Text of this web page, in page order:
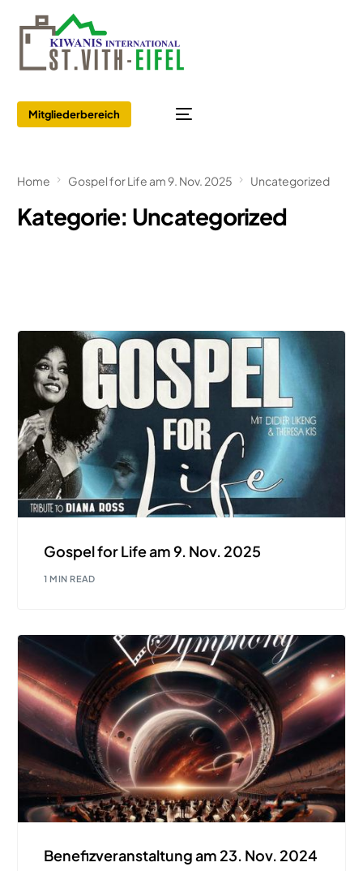
Mitgliederbereich
Home Gospel for Life am 9. Nov. 2025 Uncategorized
Kategorie: Uncategorized
Gospel for Life am 9. Nov. 2025
1 MIN READ
Benefizveranstaltung am 23. Nov. 2024